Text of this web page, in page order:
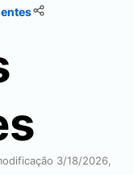
3/18/2026,